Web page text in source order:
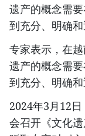
遗产的概念需
到充分、明确和
专家表示，在
遗产的概念需
到充分、明确和
2024年3月12
会召开《文化